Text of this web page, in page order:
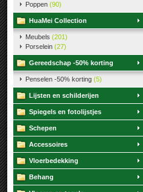
Poppen (90)
HuaMei Collection
Meubels (201)
Porselein (27)
Gereedschap -50% korting
Penselen -50% korting (5)
Lijsten en schilderijen
Spiegels en fotolijstjes
Schepen
Accessoires
Vloerbedekking
Behang